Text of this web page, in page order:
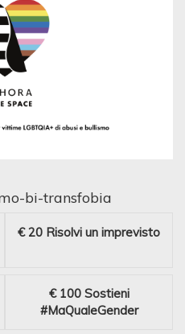
bi-transfobia
€ 20 Risolvi un imprevisto
€ 100 Sostieni
#MaQualeGender